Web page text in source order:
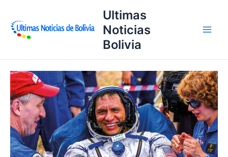
contenido
Ultimas
Noticias
Bolivia
Espacio.
Hispano
Rubio
regresa
a
la
tierra